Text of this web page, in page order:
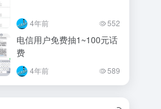
4年前 552
电信用户免费抽1~100元话
费
4年前 589